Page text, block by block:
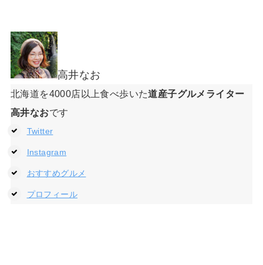
高井なお
北海道を4000店以上食べ歩いた道産子グルメライター
高井なおです
Twitter
Instagram
おすすめグルメ
プロフィール